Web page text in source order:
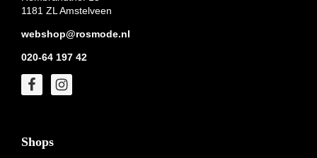
1181 ZL Amstelveen
webshop@rosmode.nl
020-64 197 42
Shops